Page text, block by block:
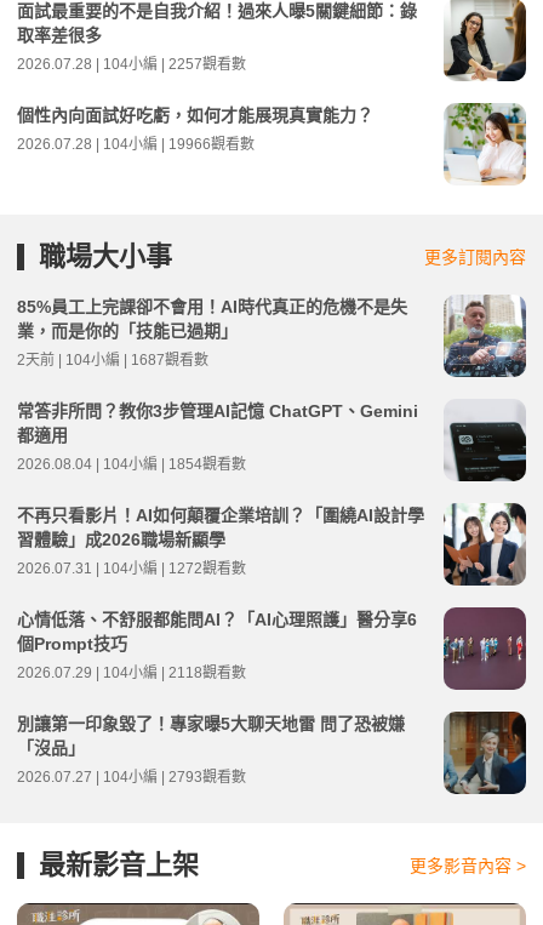
面試最重要的不是自我介紹！過來人曝5關鍵細節：錄
取率差很多
2026.07.28 | 104小編 | 2257觀看數
個性內向面試好吃虧，如何才能展現真實能力？
2026.07.28 | 104小編 | 19966觀看數
職場大小事 更多訂閱內容
85%員工上完課卻不會用！AI時代真正的危機不是失
業，而是你的「技能已過期」
2天前 | 104小編 | 1687觀看數
常答非所問？教你3步管理AI記憶 ChatGPT、Gemini
都適用
2026.08.04 | 104小編 | 1854觀看數
不再只看影片！AI如何顛覆企業培訓？「圍繞AI設計學
習體驗」成2026職場新顯學
2026.07.31 | 104小編 | 1272觀看數
心情低落、不舒服都能問AI？「AI心理照護」醫分享6
個Prompt技巧
2026.07.29 | 104小編 | 2118觀看數
別讓第一印象毀了！專家曝5大聊天地雷 問了恐被嫌
「沒品」
2026.07.27 | 104小編 | 2793觀看數
最新影音上架 更多影音內容 >